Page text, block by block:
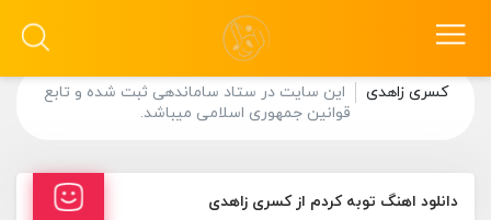
کسری زاهدی
این سایت در ستاد ساماندهی ثبت شده و تابع
قوانین جمهوری اسلامی میباشد.
دانلود اهنگ توبه کردم از کسری زاهدی